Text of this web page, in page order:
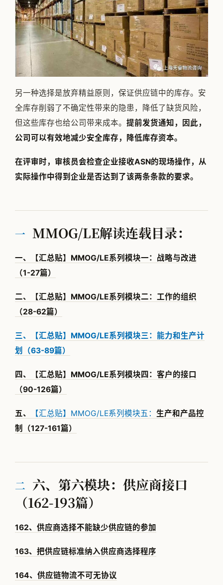
另一种选择是放弃精益原则，保证供应链中的库存。安
全库存削弱了不确定性带来的隐患，降低了缺货风险，
但这些库存也给公司带来成本。 提前发货通知，因此，
公司可以有效地减少安全库存，降低库存资本。
在评审时，审核员会检查企业接收ASN的现场操作，从
实际操作中得到企业是否达到了该两条条款的要求。
一 MMOG/LE解读连载目录：
一、【汇总贴】MMOG/LE系列模块一：战略与改进
（1-27篇）
二、【汇总贴】MMOG/LE系列模块二：工作的组织
（28-62篇）
三、【汇总贴】MMOG/LE系列模块三：能力和生产计
划（63-89篇）
四、【汇总贴】MMOG/LE系列模块四：客户的接口
（90-126篇）
五、 【汇总贴】MMOG/LE系列模块五： 生产和产品控
制（127-161篇）
二 六、第六模块：供应商接口
（162-193篇）
162、供应商选择不能缺少供应链的参加
163、把供应链标准纳入供应商选择程序
164、供应链物流不可无协议